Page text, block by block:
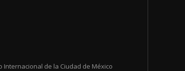
de la Ciudad de México